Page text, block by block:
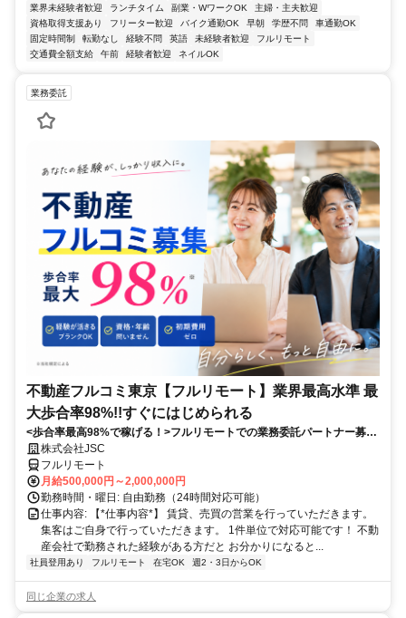
業界未経験者歓迎 ランチタイム 副業・WワークOK
主婦・主夫歓迎
資格取得支援あり
フリーター歓迎 バイク通勤OK 早朝 学歴不問
車通勤OK
固定時間制
転勤なし 経験不問 英語 未経験者歓迎
フルリモート
交通費全額支給
午前 経験者歓迎 ネイルOK
業務委託
不動産フルコミ東京【フルリモート】業界最高水準 最
大歩合率98%!!すぐにはじめられる
<歩合率最高98%で稼げる！>フルリモートでの業務委託パートナー募
集！1件単位で対応可能！
株式会社JSC
フルリモート
月給500,000円～2,000,000円
勤務時間・曜日: 自由勤務（24時間対応可能）
仕事内容: 【*仕事内容*】 賃貸、売買の営業を行っていただきます。
集客はご自身で行っていただきます。 1件単位で対応可能です！ 不動
産会社で勤務された経験がある方だと お分かりになると...
社員登用あり フルリモート 在宅OK 週2・3日からOK
同じ企業の求人